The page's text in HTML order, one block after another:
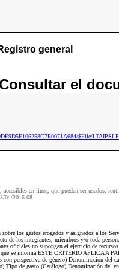
general
Consultarel
$File/
en linea, que pueden ser usados,
04/2016-08
los gastos erogados y asignados a los
de los integrantes, miembros y/o toda
oficiales no supongan el ejercicio de
se informa ESTE CRITERIO APLICA A
perspectiva de género) Denominación del
de gasto (Catálogo) Denominación del